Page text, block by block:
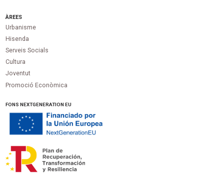
ÀREES
Urbanisme
Hisenda
Serveis Socials
Cultura
Joventut
Promoció Econòmica
FONS NEXTGENERATION EU